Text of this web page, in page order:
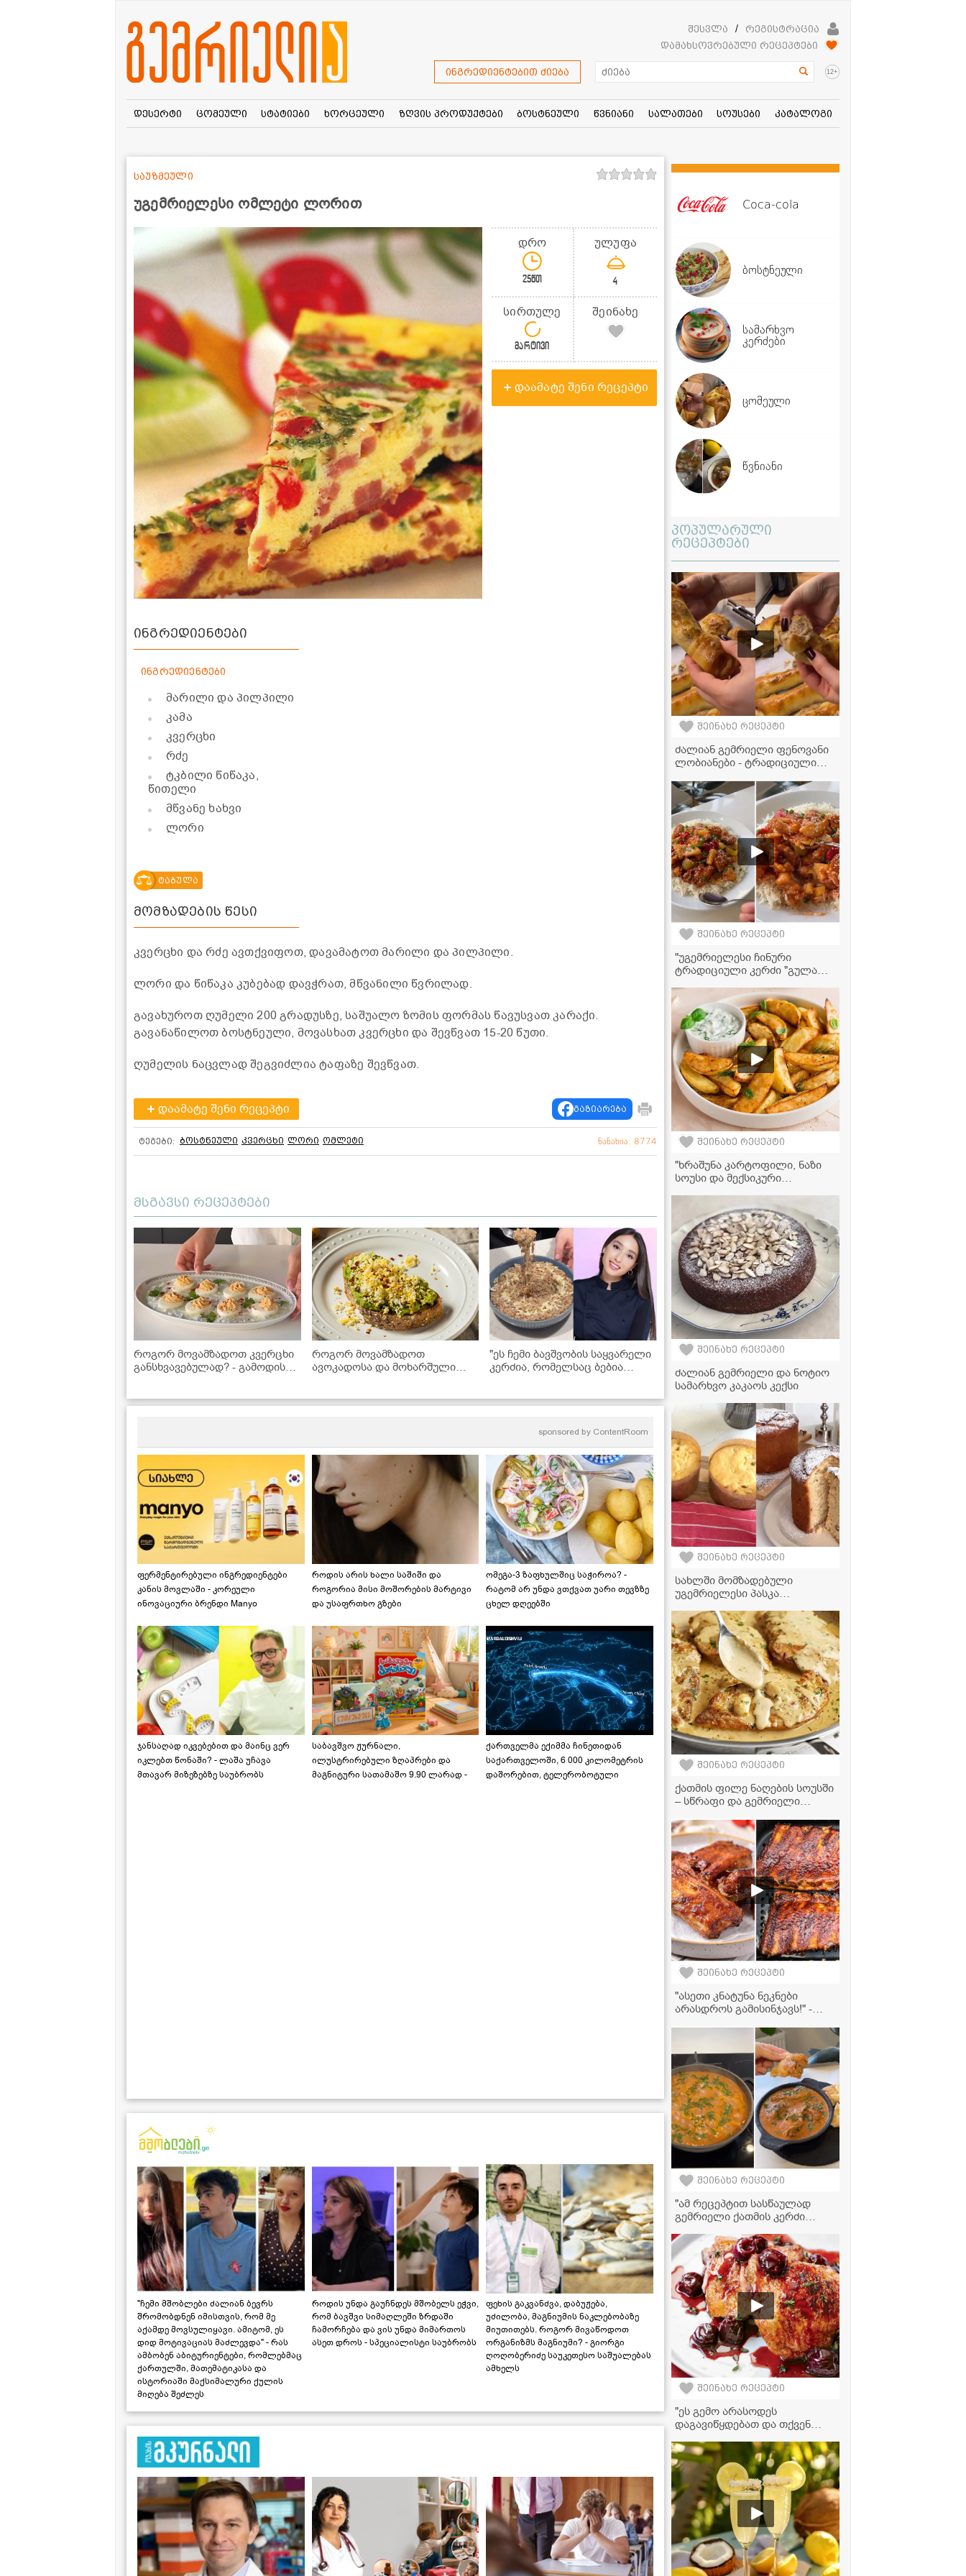
შესვლა /
რეგისტრაცია
დამახსოვრებული რეცეპტები
ინგრედიენტებით ძიება 12+
დესერტი ცომეული სტატიები ხორცეული ზღვის პროდუქტები ბოსტნეული წვნიანი სალათები სოუსები კატალოგი
უგემრიელესი ომლეტი ლორით
საუზმეული
დრო
25წთ
ულუფა
4
სირთულე
მარტივი
შეინახე
დაამატე შენი რეცეპტი
ინგრედიენტები
ინგრედიენტები
მარილი და პილპილი
კამა
კვერცხი
რძე
ტკბილი წიწაკა,
წითელი
მწვანე ხახვი
ლორი
ტაბულა
მომზადების წესი
კვერცხი და რძე ავთქვიფოთ, დავამატოთ მარილი და პილპილი.
ლორი და წიწაკა კუბებად დავჭრათ, მწვანილი წვრილად.
გავახუროთ ღუმელი 200 გრადუსზე, საშუალო ზომის ფორმას წავუსვათ კარაქი.
გავანაწილოთ ბოსტნეული, მოვასხათ კვერცხი და შევწვათ 15-20 წუთი.
ღუმელის ნაცვლად შეგვიძლია ტაფაზე შევწვათ.
დაამატე შენი რეცეპტი გაზიარება
ტეგები: ბოსტნეული კვერცხი ლორი ომლეტი ნანახია: 8774
მსგავსი რეცეპტები
როგორ მოვამზადოთ კვერცხი
განსხვავებულად? - გამოდის
როგორ მოვამზადოთ
ავოკადოსა და მოხარშული
10 წუთში!
"ეს ჩემი ბავშვობის საყვარელი
კერძია, რომელსაც ბებია
ბებიის რეცეპტით
sponsored by ContentRoom
ფერმენტირებული ინგრედიენტები
კანის მოვლაში - კორეული
ინოვაციური ბრენდი Manyo
როდის არის ხალი საშიში და
როგორია მისი მოშორების მარტივი
და უსაფრთხო გზები
ომეგა-3 ზაფხულშიც საჭიროა? -
რატომ არ უნდა ვთქვათ უარი თევზზე
ცხელ დღეებში
ჯანსაღად იკვებებით და მაინც ვერ
იკლებთ წონაში? - ლაშა უჩავა
მთავარ მიზეზებზე საუბრობს
საბავშვო ჟურნალი,
ილუსტრირებული ზღაპრები და
მაგნიტური სათამაშო 9.90 ლარად -
ქართველმა ექიმმა ჩინეთიდან
საქართველოში, 6 000 კილომეტრის
დაშორებით, ტელერობოტული
"ჩემი მშობლები ძალიან ბევრს
შრომობდნენ იმისთვის, რომ მე
აქამდე მოვსულიყავი. ამიტომ, ეს
დიდ მოტივაციას მაძლევდა" - რას
ამბობენ აბიტურიენტები, რომლებმაც
ქართულში, მათემატიკასა და
ისტორიაში მაქსიმალური ქულის
მიღება შეძლეს
როდის უნდა გაუჩნდეს მშობელს ეჭვი,
რომ ბავშვი სიმაღლეში ზრდაში
ჩამორჩება და ვის უნდა მიმართოს
ასეთ დროს - სპეციალისტი საუბრობს
ფეხის გაკვანძვა, დაბუჟება,
უძილობა, მაგნიუმის ნაკლებობაზე
მიუთითებს. როგორ მივაწოდოთ
ორგანიზმს მაგნიუმი? - გიორგი
ღოღობერიძე საუკეთესო საშუალებას
ამხელს
Coca-cola
ბოსტნეული
სამარხვო
კერძები
ცომეული
წვნიანი
პოპულარული
რეცეპტები
შეინახე რეცეპტი
ძალიან გემრიელი ფენოვანი
ლობიანები - ტრადიციული
შეინახე რეცეპტი
"უგემრიელესი ჩინური
ტრადიციული კერძი "გულაო",
მზადდება" - ქათამი ბრინჯთან
ერთად ტკბილ-ცხარე სოუსში
შეინახე რეცეპტი
"ხრაშუნა კარტოფილი, ნაზი
სოუსი და მექსიკური
აუცილებლად ჩაინიშნეთ!" -
მკითხველის ვიდეორეცეპტი
შეინახე რეცეპტი
ძალიან გემრიელი და ნოტიო
სამარხვო კაკაოს კექსი
შეინახე რეცეპტი
სახლში მომზადებული
უგემრიელესი პასკა
შეინახე რეცეპტი
ქათმის ფილე ნაღების სოუსში
– სწრაფი და გემრიელი
შეინახე რეცეპტი
"ასეთი კნატუნა ნეკნები
არასდროს გამისინჯავს!" -
შეინახე რეცეპტი
"ამ რეცეპტით სასწაულად
გემრიელი ქათმის კერძი
აუცილებლად!" - მკითხველის
რეცეპტი
შეინახე რეცეპტი
"ეს გემო არასოდეს
დაგავიწყდებათ და თქვენ
ძალიან მოუხდება" - შემწვარი
ქათამი ალუბლის სოუსში